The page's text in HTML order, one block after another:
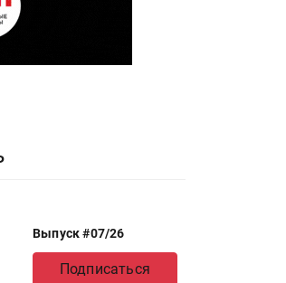
Выпуск #07/26
Подписаться